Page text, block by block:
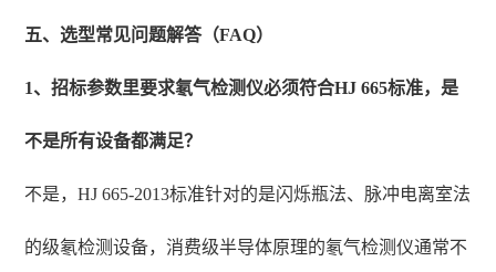
五、选型常见问题解答（FAQ）
1、招标参数里要求氡气检测仪必须符合HJ 665标准，是
不是所有设备都满足？
不是，HJ 665-2013标准针对的是闪烁瓶法、脉冲电离室法
的级氡检测设备，消费级半导体原理的氡气检测仪通常不